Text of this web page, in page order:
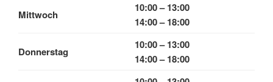
Mittwoch
10:00 – 13:00
14:00 – 18:00
Donnerstag
10:00 – 13:00
14:00 – 18:00